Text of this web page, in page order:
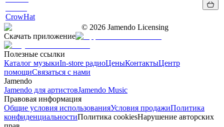
CrowHat
© 2026 Jamendo Licensing
Скачать приложение
Полезные ссылки
Каталог музыкиIn-store радиоЦеныКонтактыЦентр
помощиСвязаться с нами
Jamendo
Jamendo для артистовJamendo Music
Правовая информация
Общие условия использованияУсловия продажиПолитика
конфиденциальностиПолитика cookiesНарушение авторских